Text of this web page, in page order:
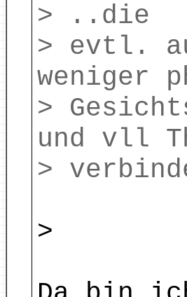
> ..die
> evtl.
weniger
>
und vll
>
>